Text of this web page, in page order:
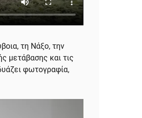
τη Νάξο, την
μετάβασης και τις
φωτογραφία,